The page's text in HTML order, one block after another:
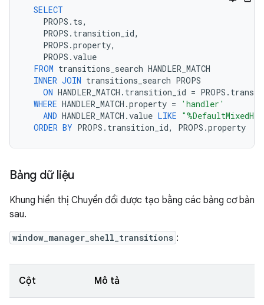
SELECT
PROPS . ts,
PROPS . transition_id,
PROPS .property,
PROPS .value
FROM transitions_search HANDLER_MATCH
INNER JOIN transitions_search PROPS
ON HANDLER_MATCH . transition_id = PROPS .
WHERE HANDLER_MATCH .property =
'handler'
AND HANDLER_MATCH .value LIKE
ORDER BY PROPS . transition_id, PROPS .property
Bảng dữ liệu
Khung hiển thị Chuyển đổi được tạo bằng các bảng cơ bản
sau.
window_manager_shell_transitions :
Cột Mô tả